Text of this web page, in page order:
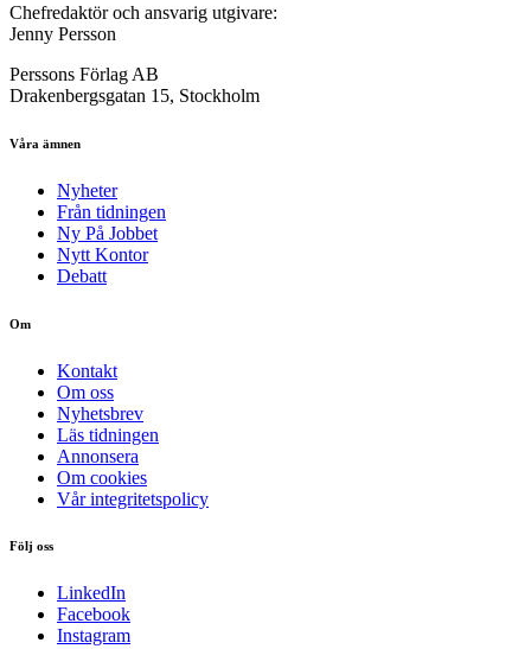
Chefredaktör och ansvarig utgivare:
Jenny Persson
Perssons Förlag AB
Drakenbergsgatan 15, Stockholm
Våra ämnen
Nyheter
Från tidningen
Ny På Jobbet
Nytt Kontor
Debatt
Om
Kontakt
Om oss
Nyhetsbrev
Läs tidningen
Annonsera
Om cookies
Vår integritetspolicy
Följ oss
LinkedIn
Facebook
Instagram